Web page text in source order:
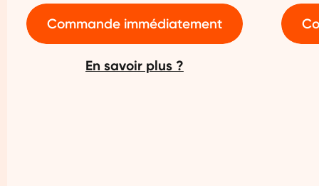
Commande immédiatement
En savoir plus ?